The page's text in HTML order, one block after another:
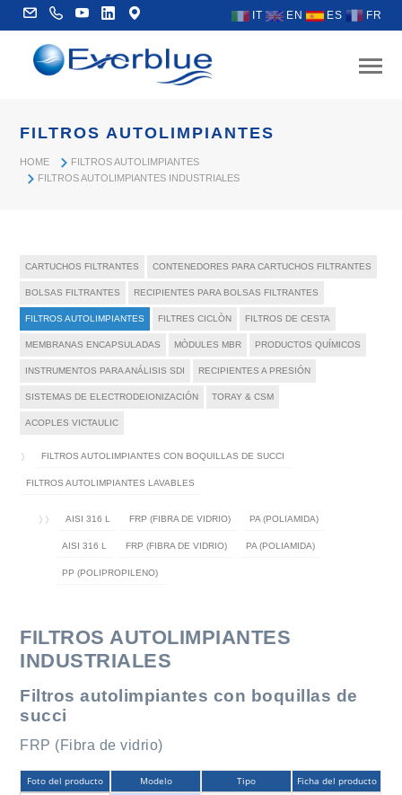
IT EN ES FR
FILTROS AUTOLIMPIANTES
HOME
FILTROS AUTOLIMPIANTES
FILTROS AUTOLIMPIANTES INDUSTRIALES
CARTUCHOS FILTRANTES CONTENEDORES PARA CARTUCHOS FILTRANTES
BOLSAS FILTRANTES RECIPIENTES PARA BOLSAS FILTRANTES
FILTROS AUTOLIMPIANTES FILTRES CICLÒN FILTROS DE CESTA
MEMBRANAS ENCAPSULADAS MÒDULES MBR PRODUCTOS QUÍMICOS
INSTRUMENTOS PARA ANÁLISIS SDI RECIPIENTES A PRESIÓN
SISTEMAS DE ELECTRODEIONIZACIÓN TORAY & CSM
ACOPLES VICTAULIC
FILTROS AUTOLIMPIANTES CON BOQUILLAS DE SUCCI
FILTROS AUTOLIMPIANTES LAVABLES
AISI 316 L FRP (FIBRA DE VIDRIO) PA (POLIAMIDA)
AISI 316 L FRP (FIBRA DE VIDRIO) PA (POLIAMIDA)
PP (POLIPROPILENO)
FILTROS AUTOLIMPIANTES
INDUSTRIALES
Filtros autolimpiantes con boquillas de
succi
FRP (Fibra de vidrio)
Foto del producto Modelo Tipo Ficha del producto